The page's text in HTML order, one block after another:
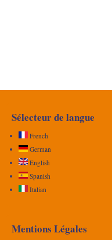
Sélecteur de langue
French
German
English
Spanish
Italian
Mentions Légales